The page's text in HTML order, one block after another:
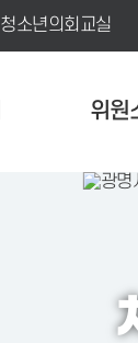
청소년의회교실
위원